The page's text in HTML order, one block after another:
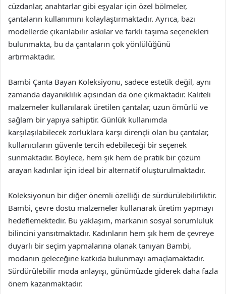
cüzdanlar, anahtarlar gibi eşyalar için özel bölmeler,
çantaların kullanımını kolaylaştırmaktadır. Ayrıca, bazı
modellerde çıkarılabilir askılar ve farklı taşıma seçenekleri
bulunmakta, bu da çantaların çok yönlülüğünü
artırmaktadır.
Bambi Çanta Bayan Koleksiyonu, sadece estetik değil, aynı
zamanda dayanıklılık açısından da öne çıkmaktadır. Kaliteli
malzemeler kullanılarak üretilen çantalar, uzun ömürlü ve
sağlam bir yapıya sahiptir. Günlük kullanımda
karşılaşılabilecek zorluklara karşı dirençli olan bu çantalar,
kullanıcıların güvenle tercih edebileceği bir seçenek
sunmaktadır. Böylece, hem şık hem de pratik bir çözüm
arayan kadınlar için ideal bir alternatif oluşturulmaktadır.
Koleksiyonun bir diğer önemli özelliği de sürdürülebilirliktir.
Bambi, çevre dostu malzemeler kullanarak üretim yapmayı
hedeflemektedir. Bu yaklaşım, markanın sosyal sorumluluk
bilincini yansıtmaktadır. Kadınların hem şık hem de çevreye
duyarlı bir seçim yapmalarına olanak tanıyan Bambi,
modanın geleceğine katkıda bulunmayı amaçlamaktadır.
Sürdürülebilir moda anlayışı, günümüzde giderek daha fazla
önem kazanmaktadır.